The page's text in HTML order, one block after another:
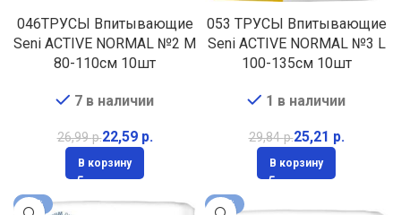
046ТРУСЫ Впитывающие
Seni ACTIVE NORMAL №2 M
80-110см 10шт
7 в наличии
26,99р.22,59 р.
В корзину
053 ТРУСЫ Впитывающие
Seni ACTIVE NORMAL №3 L
100-135см 10шт
1 в наличии
29,84р.25,21 р.
В корзину
-11% -16%